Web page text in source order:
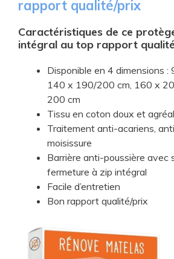
rapport qualité/prix
Caractéristiques de ce
intégral au top rapport
Disponible en 4 dimensions
140 x 190/200 cm, 160 x
200 cm
Tissu en coton doux et
Traitement anti-acariens,
moisissure
Barrière anti-poussière avec
fermeture à zip intégral
Facile d’entretien
Bon rapport qualité/prix